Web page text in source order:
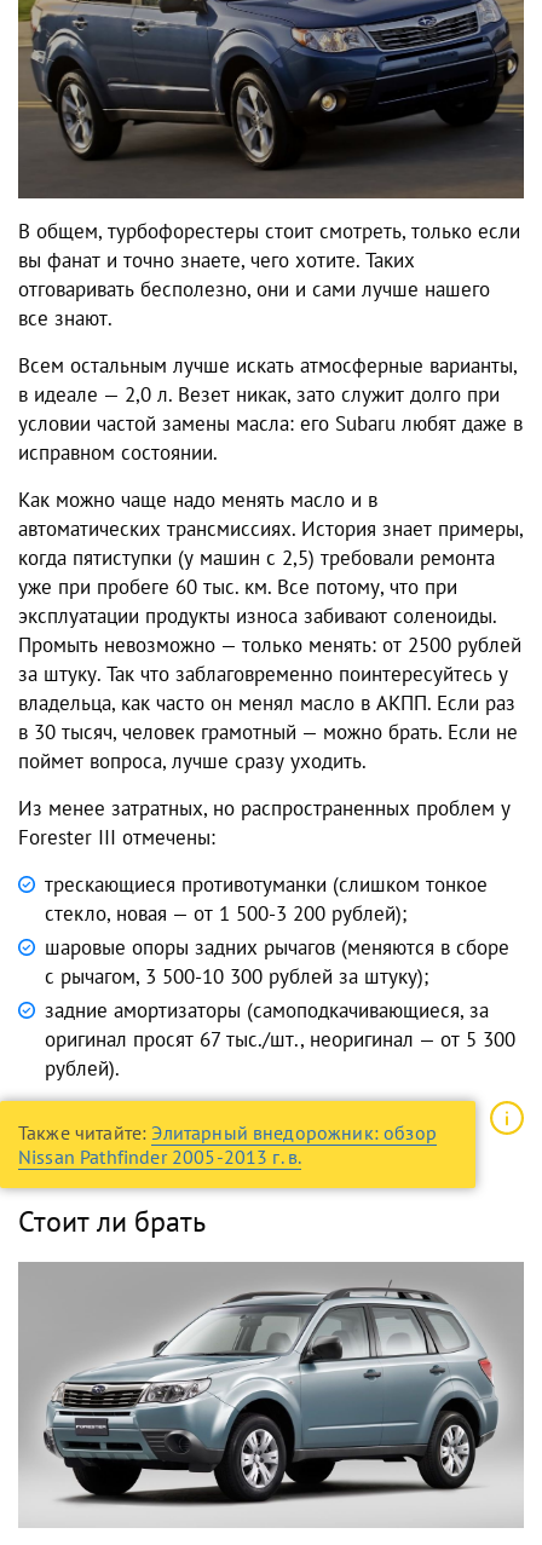
В общем, турбофорестеры стоит смотреть, только если
вы фанат и точно знаете, чего хотите. Таких
отговаривать бесполезно, они и сами лучше нашего
все знают.
Всем остальным лучше искать атмосферные варианты,
в идеале — 2,0 л. Везет никак, зато служит долго при
условии частой замены масла: его Subaru любят даже в
исправном состоянии.
Как можно чаще надо менять масло и в
автоматических трансмиссиях. История знает примеры,
когда пятиступки (у машин с 2,5) требовали ремонта
уже при пробеге 60 тыс. км. Все потому, что при
эксплуатации продукты износа забивают соленоиды.
Промыть невозможно — только менять: от 2500 рублей
за штуку. Так что заблаговременно поинтересуйтесь у
владельца, как часто он менял масло в АКПП. Если раз
в 30 тысяч, человек грамотный — можно брать. Если не
поймет вопроса, лучше сразу уходить.
Из менее затратных, но распространенных проблем у
Forester III отмечены:
трескающиеся противотуманки (слишком тонкое
стекло, новая — от 1 500-3 200 рублей);
шаровые опоры задних рычагов (меняются в сборе
с рычагом, 3 500-10 300 рублей за штуку);
задние амортизаторы (самоподкачивающиеся, за
оригинал просят 67 тыс./шт., неоригинал — от 5 300
рублей).
Также читайте: Элитарный внедорожник: обзор
Nissan Pathfinder 2005-2013 г. в.
Стоит ли брать